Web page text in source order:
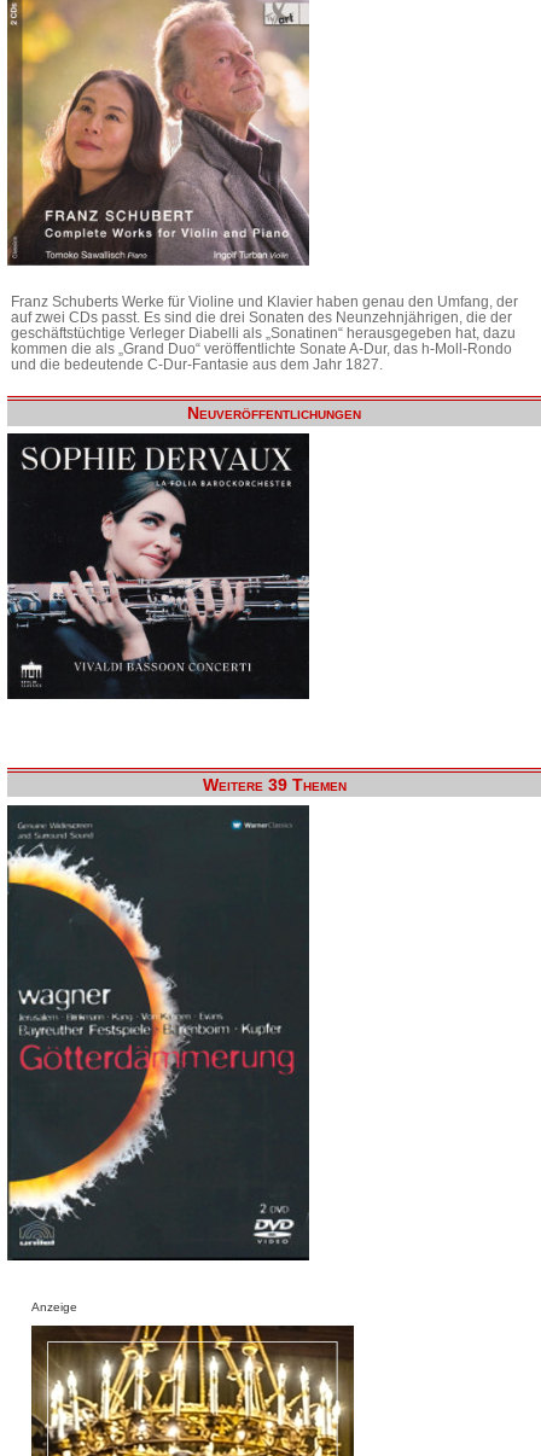
Franz Schuberts Werke für Violine und Klavier haben genau den Umfang, der
auf zwei CDs passt. Es sind die drei Sonaten des Neunzehnjährigen, die der
geschäftstüchtige Verleger Diabelli als „Sonatinen“ herausgegeben hat, dazu
kommen die als „Grand Duo“ veröffentlichte Sonate A-Dur, das h-Moll-Rondo
und die bedeutende C-Dur-Fantasie aus dem Jahr 1827.
Neuveröffentlichungen
Weitere 39 Themen
Anzeige